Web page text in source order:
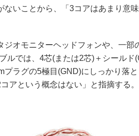
ないことから、「3コアはあまり意
ジオモニターヘッドフォンや、一部
ルでは、4芯(または2芯)＋シールド
プラグの5極目(GND)にしっかり落
アという概念はない」と指摘する。